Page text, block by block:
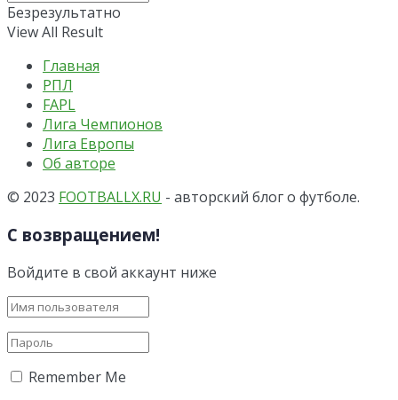
Безрезультатно
View All Result
Главная
РПЛ
FAPL
Лига Чемпионов
Лига Европы
Об авторе
© 2023 FOOTBALLX.RU - авторский блог о футболе.
С возвращением!
Войдите в свой аккаунт ниже
Remember Me